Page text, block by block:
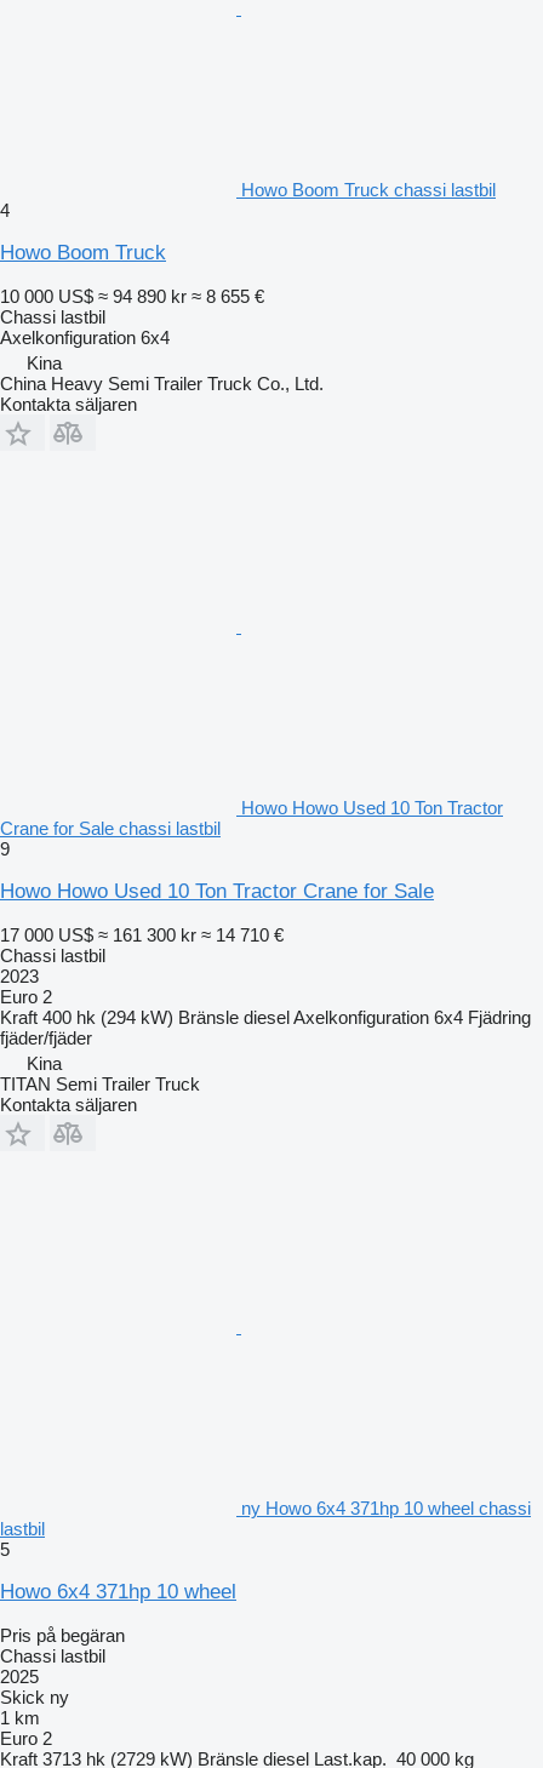
Howo Boom Truck chassi lastbil
4
Howo Boom Truck
10 000 US$ ≈ 94 890 kr ≈ 8 655 €
Chassi lastbil
Axelkonfiguration 6x4
Kina
China Heavy Semi Trailer Truck Co., Ltd.
Kontakta säljaren
Howo Howo Used 10 Ton Tractor
Crane for Sale chassi lastbil
9
Howo Howo Used 10 Ton Tractor Crane for Sale
17 000 US$ ≈ 161 300 kr ≈ 14 710 €
Chassi lastbil
2023
Euro 2
Kraft 400 hk (294 kW) Bränsle dieselAxelkonfiguration 6x4 Fjädring
fjäder/fjäder
Kina
TITAN Semi Trailer Truck
Kontakta säljaren
ny Howo 6x4 371hp 10 wheel chassi
lastbil
5
Howo 6x4 371hp 10 wheel
Pris på begäran
Chassi lastbil
2025
Skick ny
1 km
Euro 2
Kraft 3713 hk (2729 kW) Bränsle diesel Last.kap. 40 000 kg